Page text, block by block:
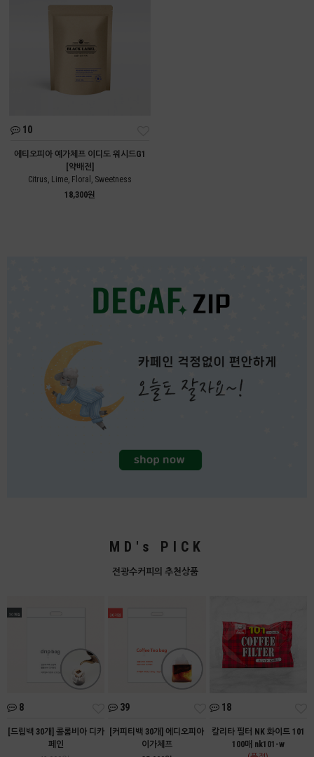
10
에티오피아 예가체프 이디도 워시드G1
[약배전]
Citrus, Lime, Floral, Sweetness
18,300원
MD's PICK
전광수커피의 추천상품
8
[드립백 30개] 콜롬비아 디카
페인
39
[커피티백 30개] 에디오피아
이가체프
18
칼리타 필터 NK 화이트 101
100매 nk101-w